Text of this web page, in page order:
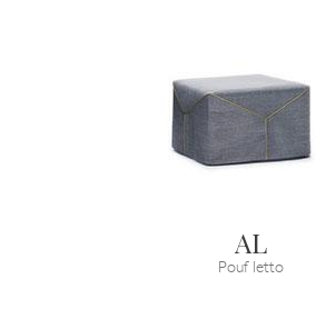
AL
Pouf letto